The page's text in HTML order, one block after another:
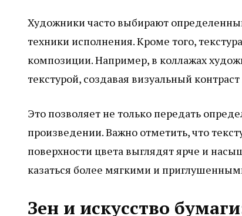
Художники часто выбирают
техники исполнения. Кроме того,
композиции. Например, в коллажах
текстурой, создавая визуальный
Это позволяет не только передать
произведении. Важно отметить, что
поверхности цвета выглядят ярче и
казаться более мягкими и
Зен и искусство